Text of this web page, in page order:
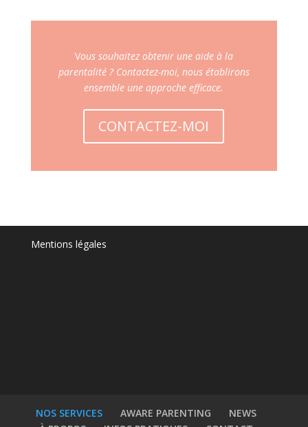
Vous souhaitez obtenir une aide à la
parentalité ? Contactez-moi, nous établirons
ensemble une approche efficace.
CONTACTEZ-MOI
Mentions légales
NOS SERVICES AWARE PARENTING
NEWS